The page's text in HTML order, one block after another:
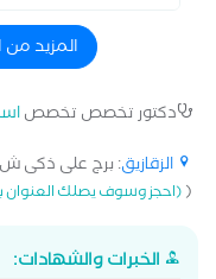
المزيد
دكتور تخصص تخصص
الزقازيق: برج على ذكى ش
((احجز وسوف يصلك العنوان
الخبرات والشهادات: